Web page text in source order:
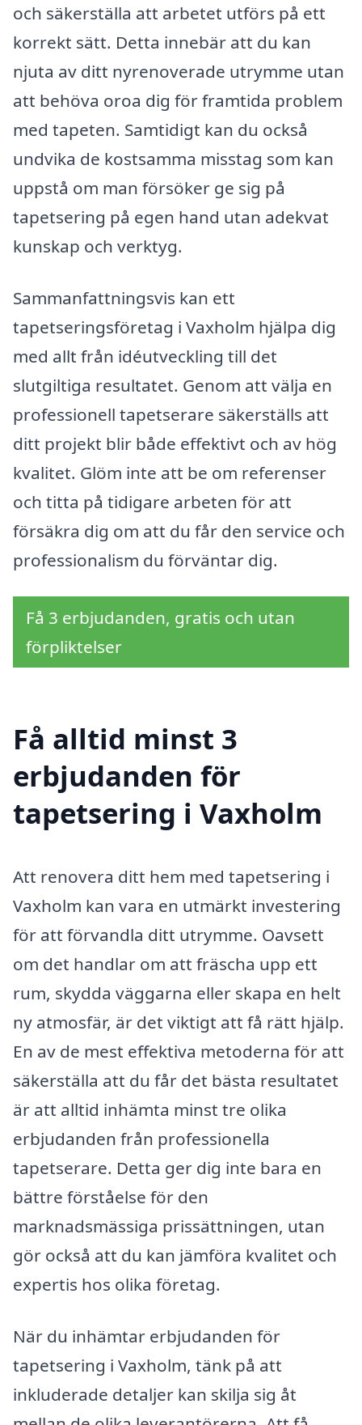
och säkerställa att arbetet utförs på ett
korrekt sätt. Detta innebär att du kan
njuta av ditt nyrenoverade utrymme utan
att behöva oroa dig för framtida problem
med tapeten. Samtidigt kan du också
undvika de kostsamma misstag som kan
uppstå om man försöker ge sig på
tapetsering på egen hand utan adekvat
kunskap och verktyg.
Sammanfattningsvis kan ett
tapetseringsföretag i Vaxholm hjälpa dig
med allt från idéutveckling till det
slutgiltiga resultatet. Genom att välja en
professionell tapetserare säkerställs att
ditt projekt blir både effektivt och av hög
kvalitet. Glöm inte att be om referenser
och titta på tidigare arbeten för att
försäkra dig om att du får den service och
professionalism du förväntar dig.
Få 3 erbjudanden, gratis och utan
förpliktelser
Få alltid minst 3
erbjudanden för
tapetsering i Vaxholm
Att renovera ditt hem med tapetsering i
Vaxholm kan vara en utmärkt investering
för att förvandla ditt utrymme. Oavsett
om det handlar om att fräscha upp ett
rum, skydda väggarna eller skapa en helt
ny atmosfär, är det viktigt att få rätt hjälp.
En av de mest effektiva metoderna för att
säkerställa att du får det bästa resultatet
är att alltid inhämta minst tre olika
erbjudanden från professionella
tapetserare. Detta ger dig inte bara en
bättre förståelse för den
marknadsmässiga prissättningen, utan
gör också att du kan jämföra kvalitet och
expertis hos olika företag.
När du inhämtar erbjudanden för
tapetsering i Vaxholm, tänk på att
inkluderade detaljer kan skilja sig åt